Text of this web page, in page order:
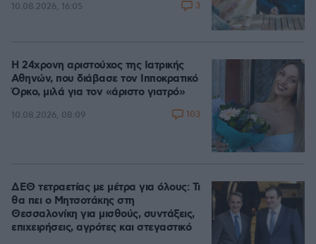
10.08.2026, 16:05 3
Η 24χρονη αριστούχος της Ιατρικής
Αθηνών, που διάβασε τον Ιπποκρατικό
Όρκο, μιλά για τον «άριστο γιατρό»
10.08.2026, 08:09 103
ΔΕΘ τετραετίας με μέτρα για όλους: Τι
θα πει ο Μητσοτάκης στη
Θεσσαλονίκη για μισθούς, συντάξεις,
επιχειρήσεις, αγρότες και στεγαστικό